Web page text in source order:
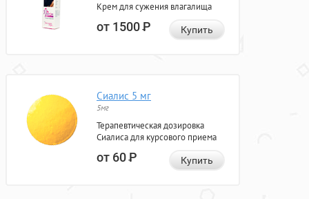
Крем для сужения влагалища
от 1500Р Купить
Сиалис 5 мг
5мг
Терапевтическая дозировка
Сиалиса для курсового приема
от 60Р Купить